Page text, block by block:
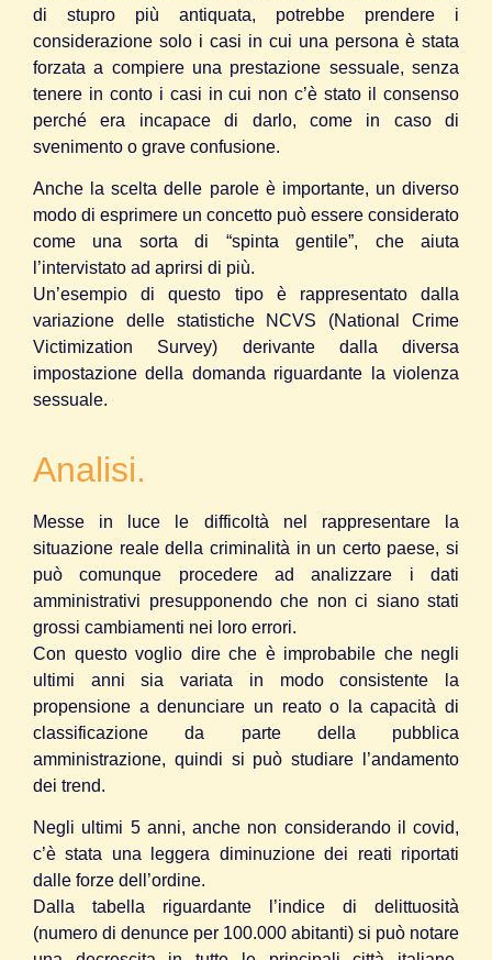
di stupro più antiquata, potrebbe prendere i
considerazione solo i casi in cui una persona è stata
forzata a compiere una prestazione sessuale, senza
tenere in conto i casi in cui non c’è stato il consenso
perché era incapace di darlo, come in caso di
svenimento o grave confusione.
Anche la scelta delle parole è importante, un diverso
modo di esprimere un concetto può essere considerato
come una sorta di “spinta gentile”, che aiuta
l’intervistato ad aprirsi di più.
Un’esempio di questo tipo è rappresentato dalla
variazione delle statistiche NCVS (National Crime
Victimization Survey) derivante dalla diversa
impostazione della domanda riguardante la violenza
sessuale.
Analisi.
Messe in luce le difficoltà nel rappresentare la
situazione reale della criminalità in un certo paese, si
può comunque procedere ad analizzare i dati
amministrativi presupponendo che non ci siano stati
grossi cambiamenti nei loro errori.
Con questo voglio dire che è improbabile che negli
ultimi anni sia variata in modo consistente la
propensione a denunciare un reato o la capacità di
classificazione da parte della pubblica
amministrazione, quindi si può studiare l’andamento
dei trend.
Negli ultimi 5 anni, anche non considerando il covid,
c’è stata una leggera diminuzione dei reati riportati
dalle forze dell’ordine.
Dalla tabella riguardante l’indice di delittuosità
(numero di denunce per 100.000 abitanti) si può notare